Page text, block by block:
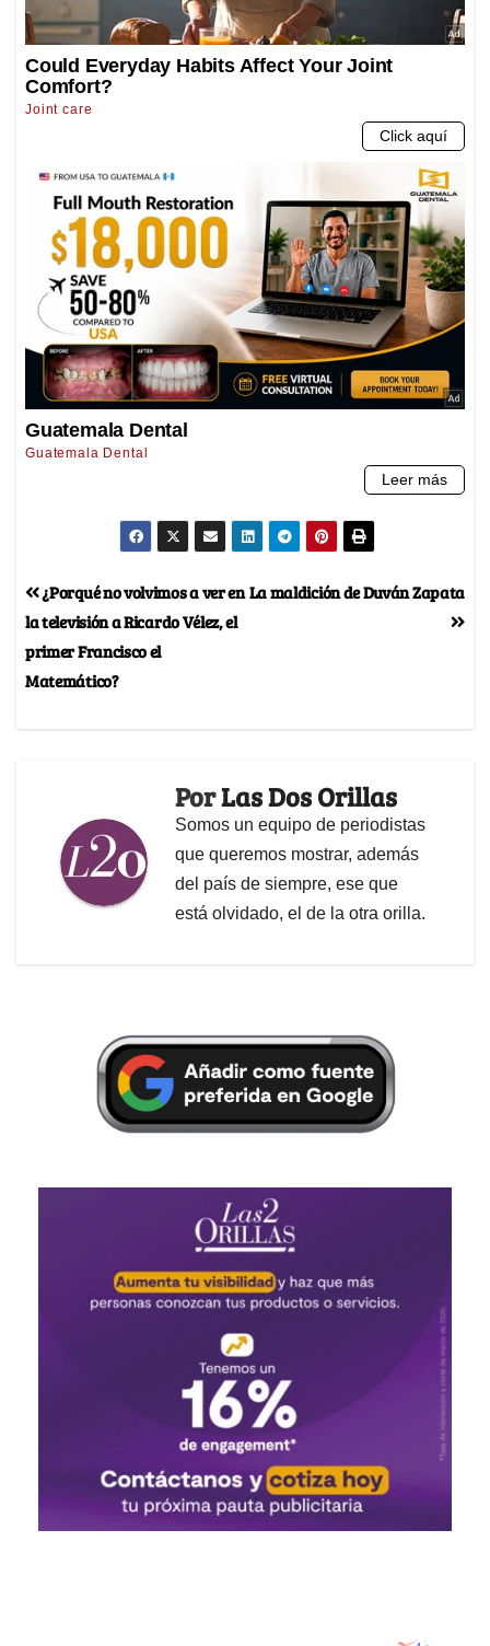
La maldición de Duván Zapata
¿Porqué no volvimos a ver en
la televisión a Ricardo Vélez, el
primer Francisco el
Matemático?
PorLas Dos Orillas
Somos un equipo de periodistas
que queremos mostrar, además
del país de siempre, ese que
está olvidado, el de la otra orilla.